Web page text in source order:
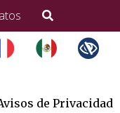
de Privacidad